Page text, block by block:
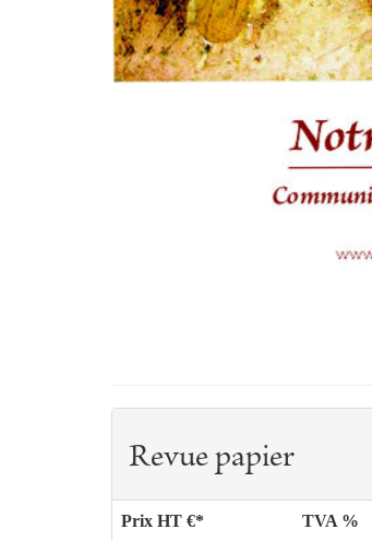
Revue papier
Prix HT €* TVA %